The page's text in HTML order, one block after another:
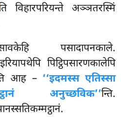
विहारपरियन्ते अञ्ञतरस्मिं
पसादापनकाले.
पिट्ठिपसारणकालेपि
आह – ‘‘इदमस्स एतिस्सा
अनुच्छविक’’न्ति.